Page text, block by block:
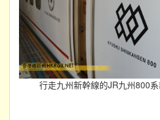
行走九州新幹線的JR九州800